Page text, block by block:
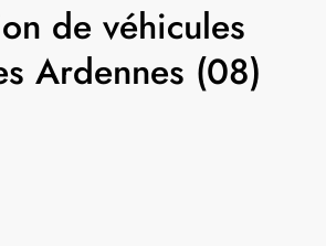
de véhicules
Ardennes (08)